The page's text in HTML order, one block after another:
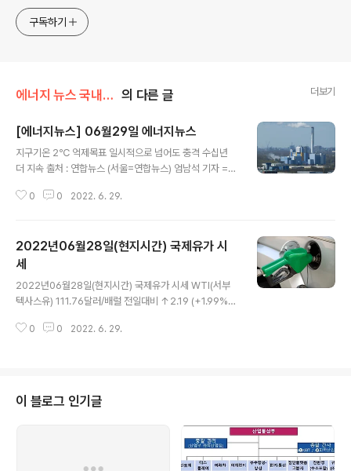
구독하기
에너지 뉴스 국내&해외 의 다른 글 더보기
[에너지뉴스] 06월29일 에너지뉴스
지구기온 2℃ 억제목표 일시적으로 넘어도 충격 수십년
더 지속 출처 : 연합뉴스 (서울=연합뉴스) 엄남석 기자 =
이상 오르면 절정을 찍고 다시 떨어진다고 해도 이후에도
으로 달성해도 중간 과정에서 이를 넘어서면 파괴적 영향
이 이어지는 만큼 일시적으로라도 이를 넘어서지 않도록
시급한 조치가 필요하다는 것이다. 영국 '유니버시티 칼리
지 런던'(UCL)에 따르면 이 대학 '생물다양성 및 환경연구
센터'의 알렉스 피곳 박사 등이 참여한 국제 연구팀은 지구
기온이 상승한 뒤 떨어질 때 생물다양성에 미치는 영향을
0 0 2022. 6. 29.
2022년06월28일(현지시간) 국제유가 시
세
2022년06월28일(현지시간) 국제유가 시세 WTI(서부
텍사스유) 111.76달러/배럴 전일대비 ↑2.19 (+1.99%)
럴 전일대비 ↑2.82 (+2.54%) ICE 기준
0 0 2022. 6. 29.
이 블로그 인기글